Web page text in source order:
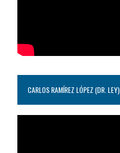
CARLOS RAMÍREZ LÓPEZ (DR. LEY)